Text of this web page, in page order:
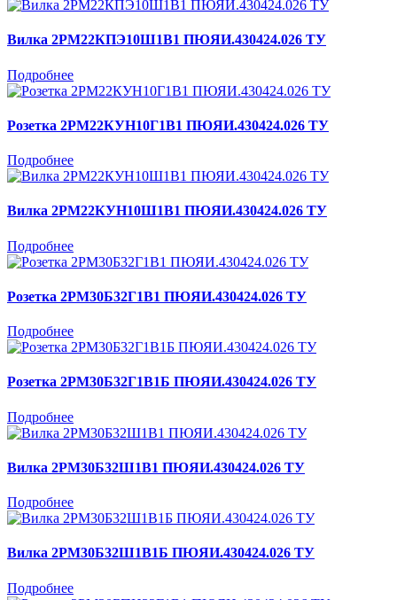
Вилка 2РМ22КПЭ10Ш1В1 ПЮЯИ.430424.026 ТУ
Подробнее
Розетка 2РМ22КУН10Г1В1 ПЮЯИ.430424.026 ТУ
Подробнее
Вилка 2РМ22КУН10Ш1В1 ПЮЯИ.430424.026 ТУ
Подробнее
Розетка 2РМ30Б32Г1В1 ПЮЯИ.430424.026 ТУ
Подробнее
Розетка 2РМ30Б32Г1В1Б ПЮЯИ.430424.026 ТУ
Подробнее
Вилка 2РМ30Б32Ш1В1 ПЮЯИ.430424.026 ТУ
Подробнее
Вилка 2РМ30Б32Ш1В1Б ПЮЯИ.430424.026 ТУ
Подробнее